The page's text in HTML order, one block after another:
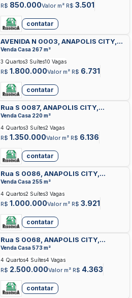
R$ 850.000Valor m² R$ 3.501
contatar
AVENIDA N 0003, ANAPOLIS CITY,
ANAPOLIS
Venda Casa 267 m²
R$ 1.800.000Valor m² R$ 6.731
3 Quartos3 Suítes10 Vagas
contatar
Rua S 0087, ANAPOLIS CITY,
ANAPOLIS
Venda Casa 220 m²
R$ 1.350.000Valor m² R$ 6.136
4 Quartos3 Suítes2 Vagas
contatar
Rua S 0086, ANAPOLIS CITY,
ANAPOLIS
Venda Casa 255 m²
R$ 1.000.000Valor m² R$ 3.921
4 Quartos2 Suítes3 Vagas
contatar
Rua S 0068, ANAPOLIS CITY,
ANAPOLIS
Venda Casa 573 m²
R$ 2.500.000Valor m² R$ 4.363
4 Quartos4 Suítes4 Vagas
contatar